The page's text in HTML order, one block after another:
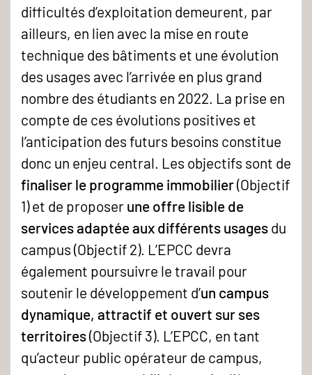
difficultés d’exploitation demeurent, par
ailleurs, en lien avec la mise en route
technique des bâtiments et une évolution
des usages avec l’arrivée en plus grand
nombre des étudiants en 2022. La prise en
compte de ces évolutions positives et
l’anticipation des futurs besoins constitue
donc un enjeu central. Les objectifs sont de
finaliser le programme immobilier(Objectif
1) et de proposer une offre lisible de
services adaptéeaux différents usages du
campus (Objectif 2). L’EPCC devra
également poursuivre le travail pour
soutenir le développement d’un campus
dynamique, attractif et ouvert sur ses
territoires(Objectif 3). L’EPCC, en tant
qu’acteur public opérateur de campus,